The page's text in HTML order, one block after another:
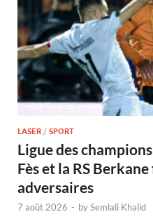
LASER / SPORT
Ligue des
Fès et la RS
adversaires
7 août 2026 - bySemlali Khalid